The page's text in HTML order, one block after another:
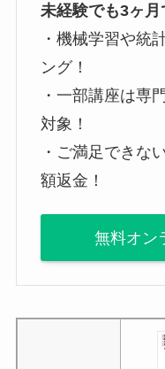
未経験でも3ヶ
・機械学習や統
ング！
・一部講座は専
対象！
・ご満足できな
額返金！
無料オン